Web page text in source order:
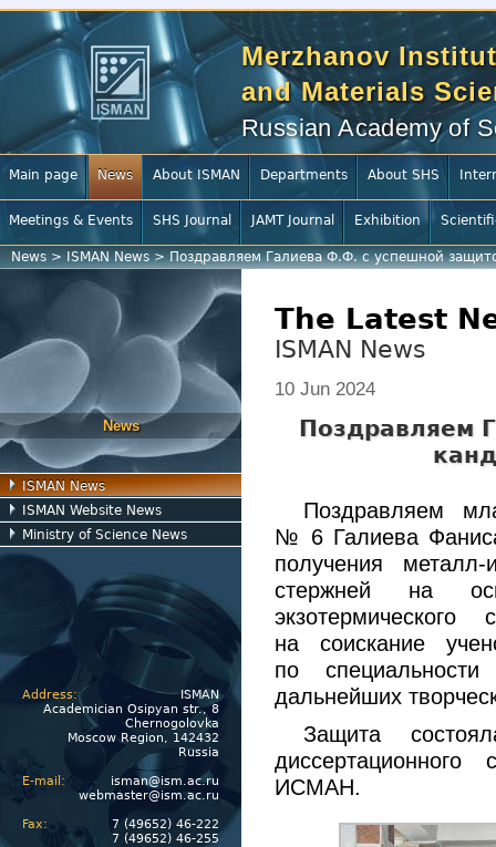
Merzhanov
and Materials
Russian Academy of
Main page News About ISMAN Departments About SHS
Meetings & Events SHS Journal JAMT Journal Exhibition
News >ISMAN News>Поздравляем Галиева Ф.Ф. с успешной
News
ISMAN News
ISMAN Website News
Ministry of Science News
Address:
ISMAN
Academician Osipyan str., 8
Chernogolovka
Moscow Region, 142432
Russia
E-mail:
isman@ism.ac.ru
webmaster@ism.ac.ru
Fax:
7 (49652) 46-222
7 (49652) 46-255
The Latest
ISMAN News
10 Jun 2024
Поздравляем
Поздравляем
№ 6 Галиева
получения металл-
стержней на
на соискание
по
дальнейших
Защита
ИСМАН.